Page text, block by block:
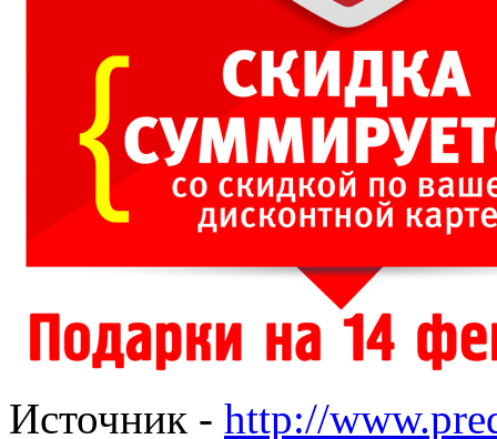
Источник - http://